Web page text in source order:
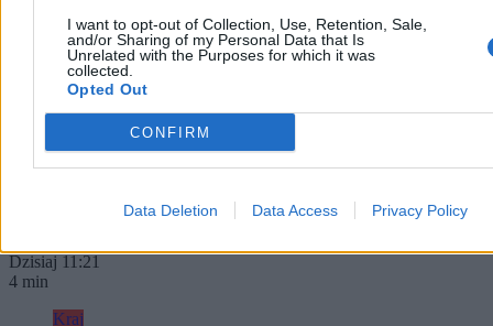
I want to opt-out of Collection, Use, Retention, Sale,
and/or Sharing of my Personal Data that Is
Unrelated with the Purposes for which it was
collected.
Opted Out
CONFIRM
Data Deletion Data Access Privacy Policy
śledczych i apeluje do wszystkich, którzy mogą mieć informacje o
tym, co wydarzyło się w życiu ich córki przed śmiercią. O
okolicznościach sprawy i swoich wątpliwościach rodzice nastolatki
opowiadają w rozmowie z reporterką Kanału Zero Moniką
Dzisiaj 11:21
4 min
Kraj